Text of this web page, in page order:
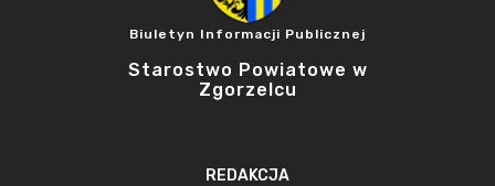
Biuletyn Informacji Publicznej
Starostwo Powiatowe w
Zgorzelcu
REDAKCJA